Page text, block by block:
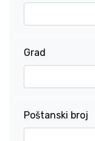
Grad
Poštanski broj